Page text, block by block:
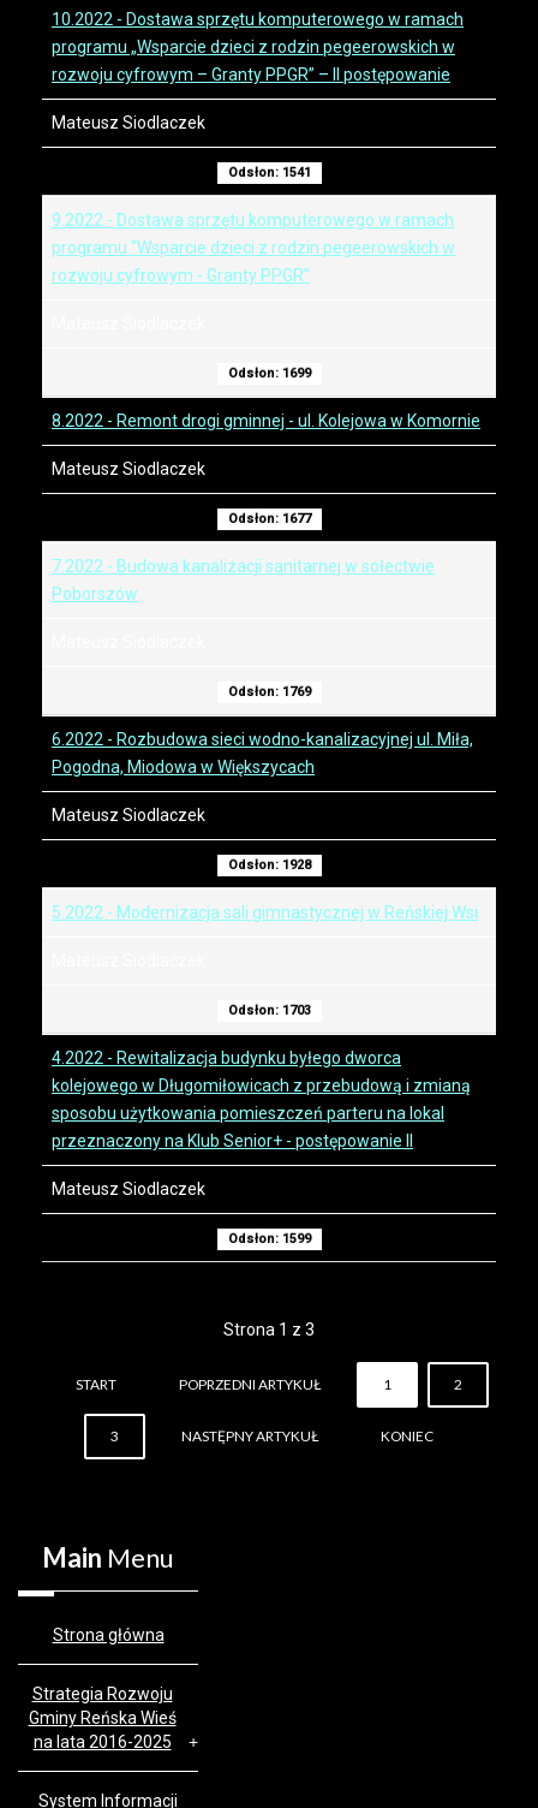
10.2022 - Dostawa sprzętu komputerowego w ramach
programu „Wsparcie dzieci z rodzin pegeerowskich w
rozwoju cyfrowym – Granty PPGR” – II postępowanie
Mateusz Siodlaczek
Odsłon: 1541
9.2022 - Dostawa sprzętu komputerowego w ramach
programu "Wsparcie dzieci z rodzin pegeerowskich w
rozwoju cyfrowym - Granty PPGR”
Odsłon: 1699
8.2022 - Remont drogi gminnej - ul. Kolejowa w Komornie
Mateusz Siodlaczek
Odsłon: 1677
7.2022 - Budowa kanalizacji sanitarnej w sołectwie
Poborszów
Odsłon: 1769
6.2022 - Rozbudowa sieci wodno-kanalizacyjnej ul. Miła,
Pogodna, Miodowa w Większycach
Mateusz Siodlaczek
Odsłon: 1928
5.2022 - Modernizacja sali gimnastycznej w Reńskiej Wsi
Odsłon: 1703
4.2022 - Rewitalizacja budynku byłego dworca
kolejowego w Długomiłowicach z przebudową i zmianą
sposobu użytkowania pomieszczeń parteru na lokal
przeznaczony na Klub Senior+ - postępowanie II
Mateusz Siodlaczek
Odsłon: 1599
Strona 1 z 3
START POPRZEDNI ARTYKUŁ 1 2
3 NASTĘPNY ARTYKUŁ KONIEC
Main Menu
Strona główna
Strategia Rozwoju
Gminy Reńska Wieś
na lata 2016-2025
System Informacji